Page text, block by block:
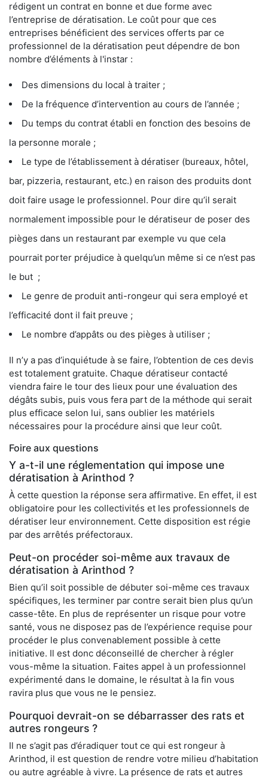
rédigent un contrat en bonne et due forme avec
l’entreprise de dératisation. Le coût pour que ces
entreprises bénéficient des services offerts par ce
professionnel de la dératisation peut dépendre de bon
nombre d’éléments à l'instar :
Des dimensions du local à traiter ;
De la fréquence d’intervention au cours de l’année ;
Du temps du contrat établi en fonction des besoins de
la personne morale ;
Le type de l’établissement à dératiser (bureaux, hôtel,
bar, pizzeria, restaurant, etc.) en raison des produits dont
doit faire usage le professionnel. Pour dire qu’il serait
normalement impossible pour le dératiseur de poser des
pièges dans un restaurant par exemple vu que cela
pourrait porter préjudice à quelqu’un même si ce n’est pas
le but ;
Le genre de produit anti-rongeur qui sera employé et
l’efficacité dont il fait preuve ;
Le nombre d’appâts ou des pièges à utiliser ;
Il n’y a pas d’inquiétude à se faire, l’obtention de ces devis
est totalement gratuite. Chaque dératiseur contacté
viendra faire le tour des lieux pour une évaluation des
dégâts subis, puis vous fera part de la méthode qui serait
plus efficace selon lui, sans oublier les matériels
nécessaires pour la procédure ainsi que leur coût.
Foire aux questions
Y a-t-il une réglementation qui impose une
dératisation à Arinthod ?
À cette question la réponse sera affirmative. En effet, il est
obligatoire pour les collectivités et les professionnels de
dératiser leur environnement. Cette disposition est régie
par des arrêtés préfectoraux.
Peut-on procéder soi-même aux travaux de
dératisation à Arinthod ?
Bien qu’il soit possible de débuter soi-même ces travaux
spécifiques, les terminer par contre serait bien plus qu’un
casse-tête. En plus de représenter un risque pour votre
santé, vous ne disposez pas de l’expérience requise pour
procéder le plus convenablement possible à cette
initiative. Il est donc déconseillé de chercher à régler
vous-même la situation. Faites appel à un professionnel
expérimenté dans le domaine, le résultat à la fin vous
ravira plus que vous ne le pensiez.
Pourquoi devrait-on se débarrasser des rats et
autres rongeurs ?
Il ne s’agit pas d’éradiquer tout ce qui est rongeur à
Arinthod, il est question de rendre votre milieu d’habitation
ou autre agréable à vivre. La présence de rats et autres